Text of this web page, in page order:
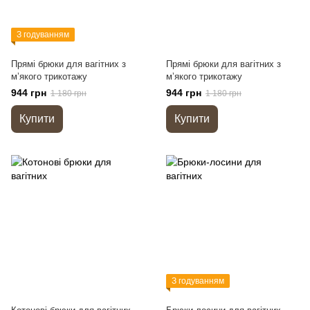
З годуванням
Прямі брюки для вагітних з
мʼякого трикотажу
944 грн 1 180 грн
Купити
Прямі брюки для вагітних з
мʼякого трикотажу
944 грн 1 180 грн
Купити
З годуванням